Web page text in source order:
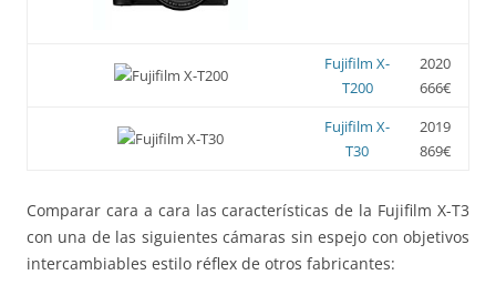
Fujifilm X-
T200
2020
666€
Fujifilm X-
T30
2019
869€
Comparar cara a cara las características de la Fujifilm X-T3
con una de las siguientes cámaras sin espejo con objetivos
intercambiables estilo réflex de otros fabricantes: